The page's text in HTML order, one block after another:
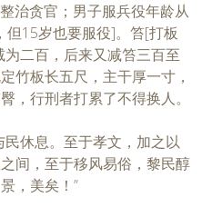
治贪官；男子服兵役年龄从
15岁也要服役]。笞[打板
二百，后来又减笞三百至
竹板长五尺，主干厚一寸，
，行刑者打累了不得换人。
休息。至于孝文，加之以
间，至于移风易俗，黎民醇
，美矣！”